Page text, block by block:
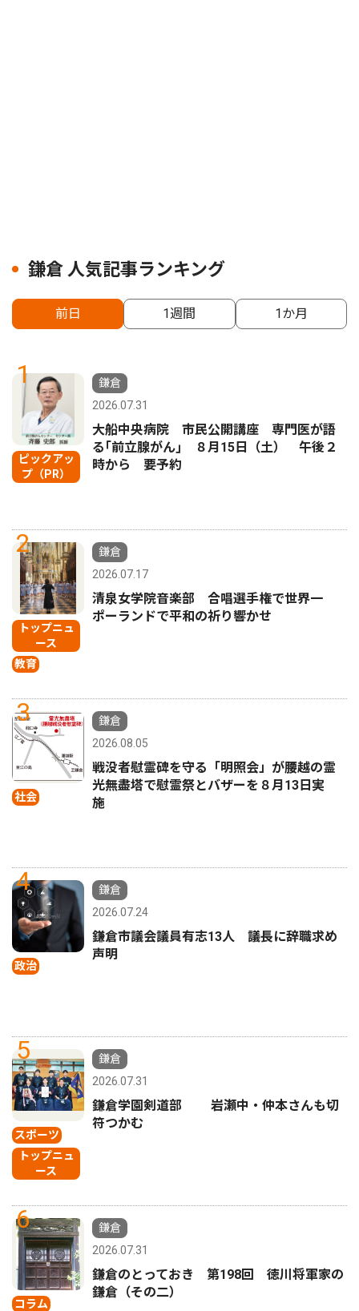
鎌倉 人気記事ランキング
前日 1週間 1か月
1
ピックアッ
プ（PR）
鎌倉
2026.07.31
大船中央病院 市民公開講座 専門医が語
る｢前立腺がん｣ ８月15日（土） 午後２
時から 要予約
2
トップニュ
ース
教育
鎌倉
2026.07.17
清泉女学院音楽部 合唱選手権で世界一
ポーランドで平和の祈り響かせ
3
社会
鎌倉
2026.08.05
戦没者慰霊碑を守る「明照会」が腰越の霊
光無盡塔で慰霊祭とバザーを８月13日実
施
4
政治
鎌倉
2026.07.24
鎌倉市議会議員有志13人 議長に辞職求め
声明
5
スポーツ
トップニュ
ース
鎌倉
2026.07.31
鎌倉学園剣道部 岩瀬中・仲本さんも切
符つかむ
6
コラム
鎌倉
2026.07.31
鎌倉のとっておき 第198回 徳川将軍家の
鎌倉（その二）